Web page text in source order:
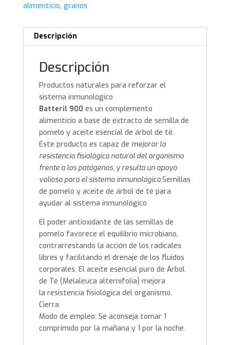
alimenticio, granos
Descripción
Descripción
Productos naturales para reforzar el
sistema inmunológico
Batteril 900 es un complemento
alimenticio a base de extracto de semilla de
pomelo y aceite esencial de árbol de té.
Este producto es capaz de mejorar la
resistencia fisiológica natural del organismo
frente a los patógenos, y resulta un apoyo
valioso para el sistema inmunológico.Semillas
de pomelo y aceite de árbol de té para
ayudar al sistema inmunológico
El poder antioxidante de las semillas de
pomelo favorece el equilibrio microbiano,
contrarrestando la acción de los radicales
libres y facilitando el drenaje de los fluidos
corporales. El aceite esencial puro de Árbol
de Té (Melaleuca alternifolia) mejora
la resistencia fisiológica del organismo.
Cierra
Modo de empleo: Se aconseja tomar 1
comprimido por la mañana y 1 por la noche.